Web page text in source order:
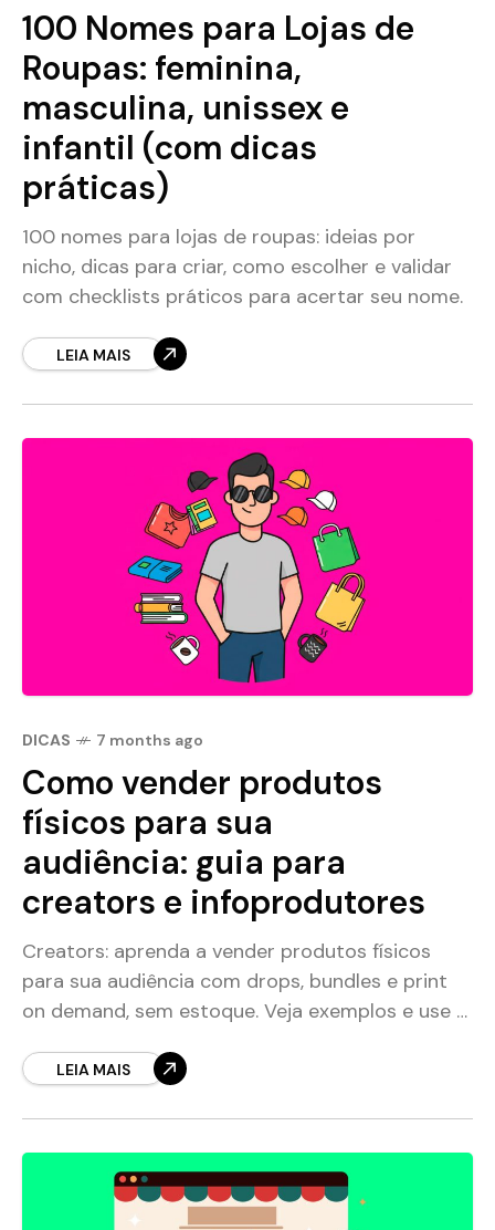
100 Nomes para Lojas de
Roupas: feminina,
masculina, unissex e
infantil (com dicas
práticas)
100 nomes para lojas de roupas: ideias por
nicho, dicas para criar, como escolher e validar
com checklists práticos para acertar seu nome.
LEIA MAIS
DICAS 7 months ago
Como vender produtos
físicos para sua
audiência: guia para
creators e infoprodutores
Creators: aprenda a vender produtos físicos
para sua audiência com drops, bundles e print
on demand, sem estoque. Veja exemplos e use a
LEIA MAIS